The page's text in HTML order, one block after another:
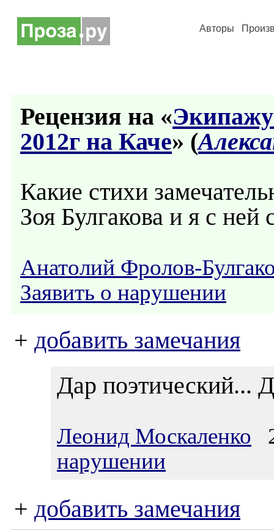
Авторы
Рецензия на «
2012г на Каче» (
Какие стихи
Зоя Булгакова и я с ней
Анатолий Фролов-
Заявить о нарушении
+ добавить замечания
Дар поэтический...
Леонид Москаленко
нарушении
+ добавить замечания